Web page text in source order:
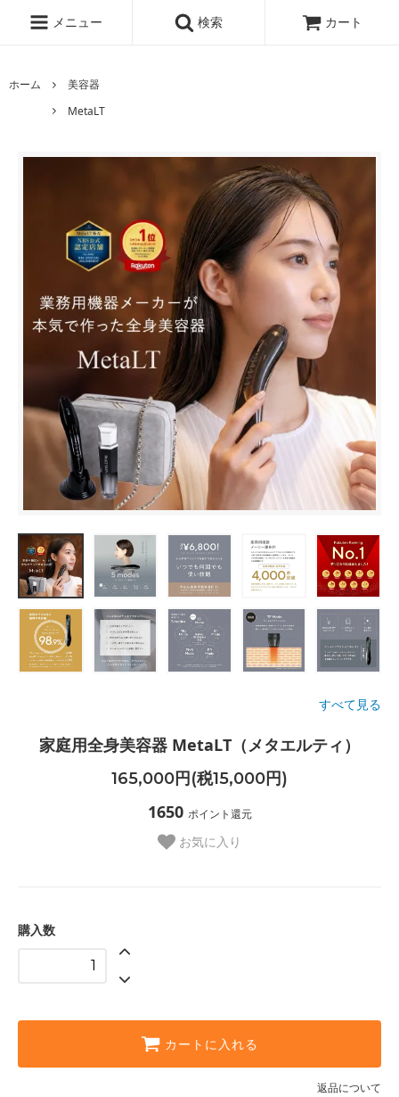
メニュー 検索 カート
ホーム
美容器
MetaLT
すべて見る
家庭用全身美容器 MetaLT（メタエルティ）
165,000円(税15,000円)
1650 ポイント還元
お気に入り
購入数
カートに入れる
返品について